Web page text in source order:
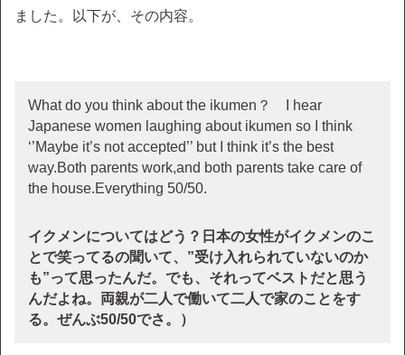
ました。以下が、その内容。
What do you think about the ikumen？ I hear
Japanese women laughing about ikumen so I think
‘’Maybe it’s not accepted’’ but I think it’s the best
way.Both parents work,and both parents take care of
the house.Everything 50/50.
イクメンについてはどう？日本の女性がイクメンのこ
とで笑ってるの聞いて、”受け入れられていないのか
も”って思ったんだ。でも、それってベストだと思う
んだよね。両親が二人で働いて二人で家のことをす
る。ぜんぶ50/50でさ。）